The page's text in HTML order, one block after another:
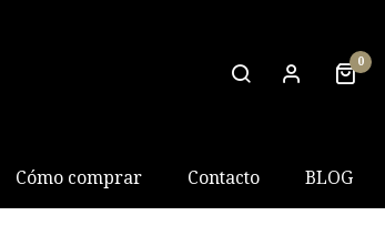
0
Cómo comprar Contacto BLOG